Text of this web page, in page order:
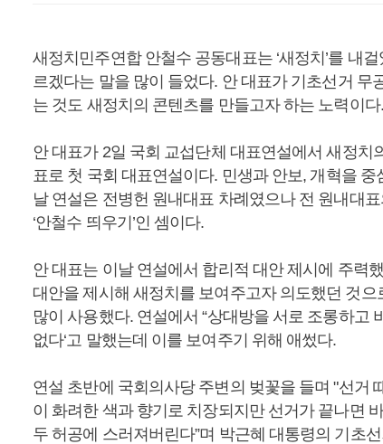
새정치민주연합 안철수 공동대표는 ‘새정치’를 내
르겠다는 말을 많이 들었다. 안 대표가 기초선거 무
는 것도 새정치의 콘텐츠를 만들고자 하는 노력이다.
안 대표가 2일 국회 교섭단체 대표연설에서 새정치
표로 첫 국회 대표연설이다. 민생과 안보, 개혁을 중
날 연설은 전병헌 원내대표 차례였으나 전 원내대
‘안철수 띄우기’인 셈이다.
안 대표는 이날 연설에서 합리적 대안 제시에 주력
대안을 제시해 새정치를 보여주고자 의도했던 것
많이 사용했다. 연설에서 “상대방을 서로 조롱하고
없다‘고 말했는데 이를 보여주기 위해 애썼다.
연설 초반에 국회의사당 주변의 벚꽃을 들며 "선거
이 화려한 색과 향기로 치장되지만 선거가 끝나면
두 허공에 스러져버린다”며 박근혜 대통령의 기초